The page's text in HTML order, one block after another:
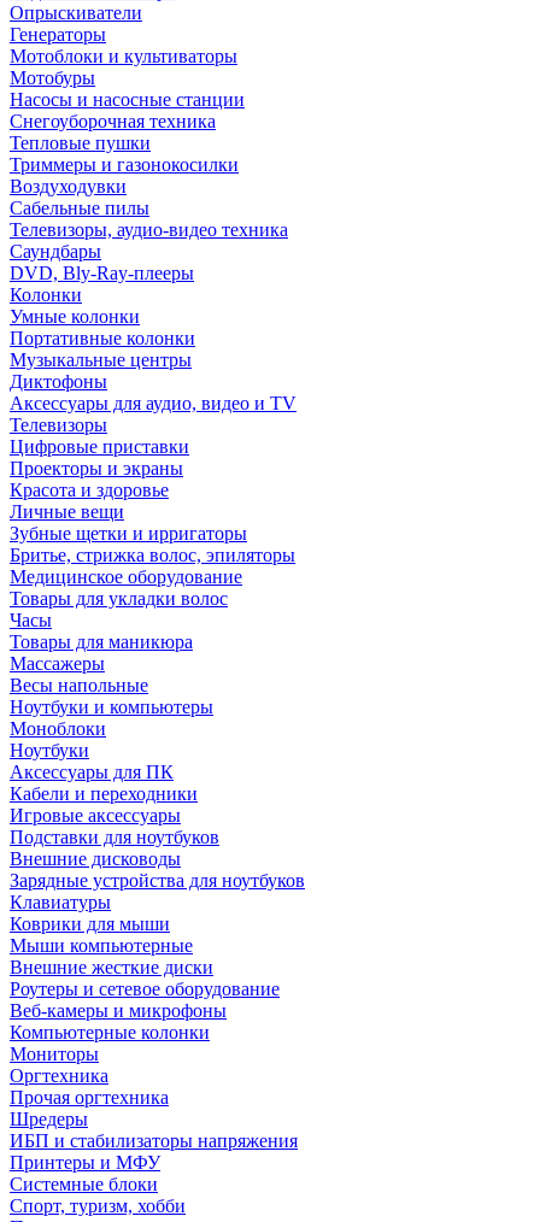
Опрыскиватели
Генераторы
Мотоблоки и культиваторы
Мотобуры
Насосы и насосные станции
Снегоуборочная техника
Тепловые пушки
Триммеры и газонокосилки
Воздуходувки
Сабельные пилы
Телевизоры, аудио-видео техника
Саундбары
DVD, Bly-Ray-плееры
Колонки
Умные колонки
Портативные колонки
Музыкальные центры
Диктофоны
Аксессуары для аудио, видео и TV
Телевизоры
Цифровые приставки
Проекторы и экраны
Красота и здоровье
Личные вещи
Зубные щетки и ирригаторы
Бритье, стрижка волос, эпиляторы
Медицинское оборудование
Товары для укладки волос
Часы
Товары для маникюра
Массажеры
Весы напольные
Ноутбуки и компьютеры
Моноблоки
Ноутбуки
Аксессуары для ПК
Кабели и переходники
Игровые аксессуары
Подставки для ноутбуков
Внешние дисководы
Зарядные устройства для ноутбуков
Клавиатуры
Коврики для мыши
Мыши компьютерные
Внешние жесткие диски
Роутеры и сетевое оборудование
Веб-камеры и микрофоны
Компьютерные колонки
Мониторы
Оргтехника
Прочая оргтехника
Шредеры
ИБП и стабилизаторы напряжения
Принтеры и МФУ
Системные блоки
Спорт, туризм, хобби